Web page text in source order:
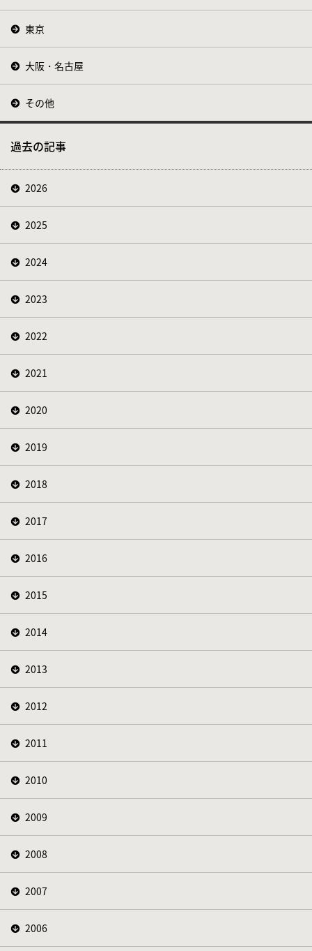
東京
大阪・名古屋
その他
過去の記事
2026
2025
2024
2023
2022
2021
2020
2019
2018
2017
2016
2015
2014
2013
2012
2011
2010
2009
2008
2007
2006